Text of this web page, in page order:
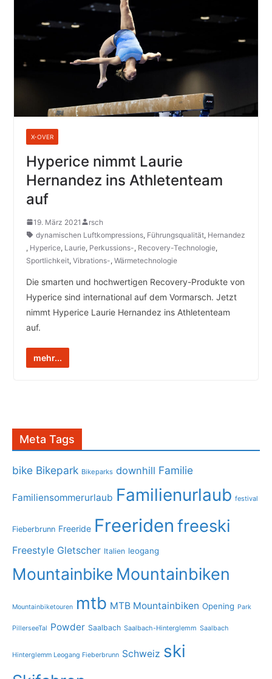
X-OVER
Hyperice nimmt Laurie
Hernandez ins Athletenteam
auf
19. März 2021
rsch
dynamischen Luftkompressions, Führungsqualität, Hernandez
, Hyperice, Laurie, Perkussions-, Recovery-Technologie,
Sportlichkeit, Vibrations-, Wärmetechnologie
Die smarten und hochwertigen Recovery-Produkte von
Hyperice sind international auf dem Vormarsch. Jetzt
nimmt Hyperice Laurie Hernandez ins Athletenteam
auf.
mehr...
Meta Tags
bike Bikepark Bikeparks downhill Familie
Familiensommerurlaub Familienurlaub festival
Fieberbrunn Freeride Freeriden freeski
Freestyle Gletscher Italien leogang
Mountainbike Mountainbiken
Mountainbiketouren mtb MTB Mountainbiken Opening Park
PillerseeTal Powder Saalbach Saalbach-Hinterglemm Saalbach
Hinterglemm Leogang Fieberbrunn Schweiz ski